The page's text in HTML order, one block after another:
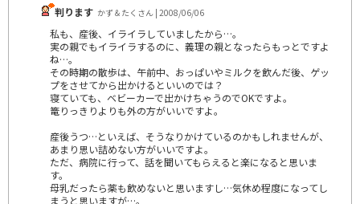
判ります かず＆たくさん | 2008/06/06
私も、産後、イライラしていましたから…。
実の親でもイライラするのに、義理の親となったらもっとですよ
ね…。
その時期の散歩は、午前中、おっぱいやミルクを飲んだ後、ゲッ
プをさせてから出かけるといいのでは？
寝ていても、ベビーカーで出かけちゃうのでOKですよ。
篭りっきりよりも外の方がいいですよ。
産後うつ…といえば、そうなりかけているのかもしれませんが、
あまり思い詰めない方がいいですよ。
ただ、病院に行って、話を聞いてもらえると楽になると思いま
す。
母乳だったら薬も飲めないと思いますし…気休め程度になってし
まうと思いますが…。